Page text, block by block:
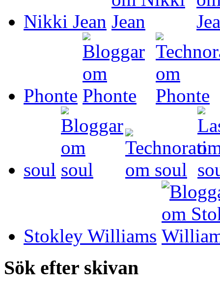
Nikki Jean
Phonte
soul
Stokley Williams
Sök efter skivan